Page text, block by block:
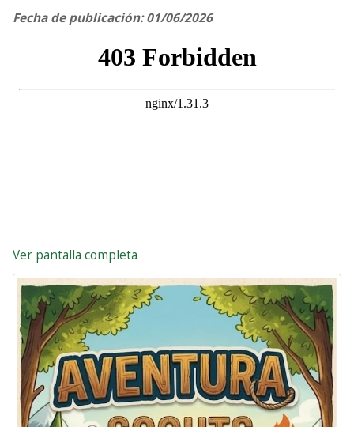
Fecha de publicación: 01/06/2026
Ver pantalla completa